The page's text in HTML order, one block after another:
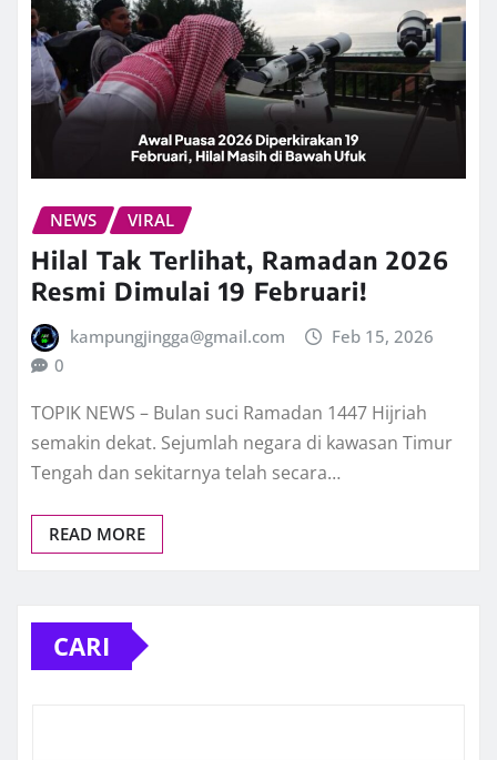
NEWS VIRAL
Hilal Tak Terlihat, Ramadan 2026
Resmi Dimulai 19 Februari!
kampungjingga@gmail.com
Feb 15, 2026
0
TOPIK NEWS – Bulan suci Ramadan 1447 Hijriah
semakin dekat. Sejumlah negara di kawasan Timur
Tengah dan sekitarnya telah secara…
READ MORE
CARI